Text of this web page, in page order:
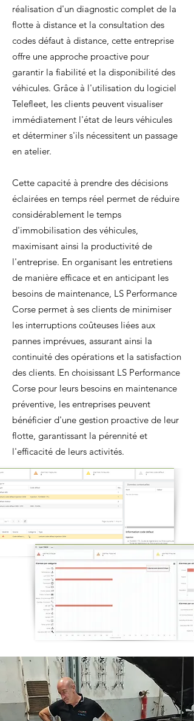
réalisation d'un diagnostic complet de la
flotte à distance et la consultation des
codes défaut à distance, cette entreprise
offre une approche proactive pour
garantir la fiabilité et la disponibilité des
véhicules. Grâce à l'utilisation du logiciel
Telefleet, les clients peuvent visualiser
immédiatement l'état de leurs véhicules
et déterminer s'ils nécessitent un passage
en atelier.
Cette capacité à prendre des décisions
éclairées en temps réel permet de réduire
considérablement le temps
d'immobilisation des véhicules,
maximisant ainsi la productivité de
l'entreprise. En organisant les entretiens
de manière efficace et en anticipant les
besoins de maintenance, LS Performance
Corse permet à ses clients de minimiser
les interruptions coûteuses liées aux
pannes imprévues, assurant ainsi la
continuité des opérations et la satisfaction
des clients. En choisissant LS Performance
Corse pour leurs besoins en maintenance
préventive, les entreprises peuvent
bénéficier d'une gestion proactive de leur
flotte, garantissant la pérennité et
l'efficacité de leurs activités.